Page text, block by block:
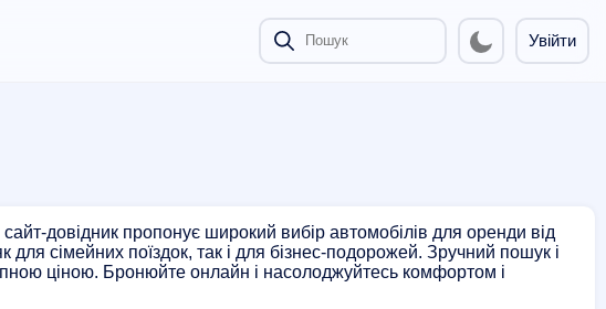
Увійти
довідник пропонує широкий вибір автомобілів для оренди від
сімейних поїздок, так і для бізнес-подорожей. Зручний пошук і
ціною. Бронюйте онлайн і насолоджуйтесь комфортом і